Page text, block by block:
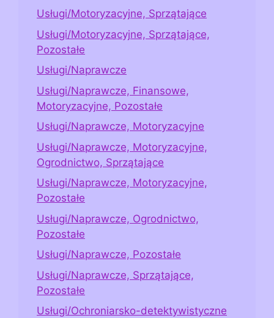
Usługi/Motoryzacyjne, Sprzątające
Usługi/Motoryzacyjne, Sprzątające,
Pozostałe
Usługi/Naprawcze
Usługi/Naprawcze, Finansowe,
Motoryzacyjne, Pozostałe
Usługi/Naprawcze, Motoryzacyjne
Usługi/Naprawcze, Motoryzacyjne,
Ogrodnictwo, Sprzątające
Usługi/Naprawcze, Motoryzacyjne,
Pozostałe
Usługi/Naprawcze, Ogrodnictwo,
Pozostałe
Usługi/Naprawcze, Pozostałe
Usługi/Naprawcze, Sprzątające,
Pozostałe
Usługi/Ochroniarsko-detektywistyczne